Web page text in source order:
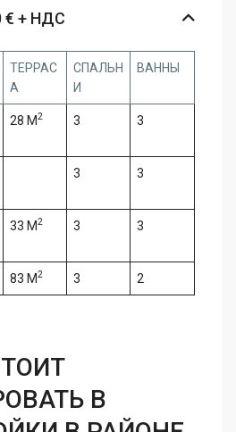
€ + НДС
ТЕРРАС
А
СПАЛЬН
И
ВАННЫ
28 M2 3 3
3 3
33 M2 3 3
83 M2 3 2
В